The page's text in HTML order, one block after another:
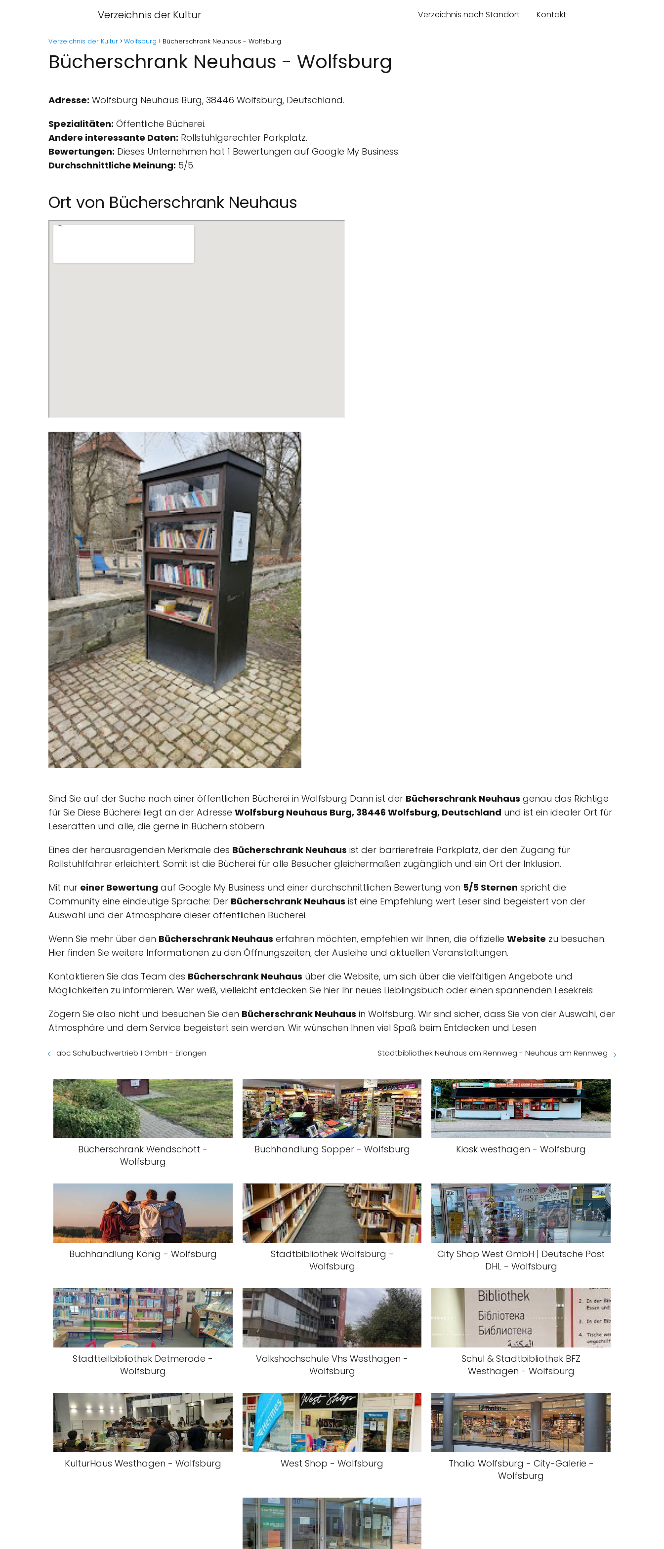
Verzeichnis der Kultur Verzeichnis nach Standort Kontakt
Verzeichnis der Kultur Wolfsburg Bücherschrank Neuhaus - Wolfsburg
Bücherschrank Neuhaus - Wolfsburg
Adresse: Wolfsburg Neuhaus Burg, 38446 Wolfsburg, Deutschland.
Spezialitäten: Öffentliche Bücherei.
Andere interessante Daten: Rollstuhlgerechter Parkplatz.
Bewertungen: Dieses Unternehmen hat 1 Bewertungen auf Google My Business.
Durchschnittliche Meinung: 5/5.
Ort von Bücherschrank Neuhaus
Sind Sie auf der Suche nach einer öffentlichen Bücherei in Wolfsburg Dann ist der Bücherschrank Neuhaus genau das Richtige
für Sie Diese Bücherei liegt an der Adresse Wolfsburg Neuhaus Burg, 38446 Wolfsburg, Deutschland und ist ein idealer Ort für
Leseratten und alle, die gerne in Büchern stöbern.
Eines der herausragenden Merkmale des Bücherschrank Neuhaus ist der barrierefreie Parkplatz, der den Zugang für
Rollstuhlfahrer erleichtert. Somit ist die Bücherei für alle Besucher gleichermaßen zugänglich und ein Ort der Inklusion.
Mit nur einer Bewertung auf Google My Business und einer durchschnittlichen Bewertung von 5/5 Sternen spricht die
Community eine eindeutige Sprache: Der Bücherschrank Neuhaus ist eine Empfehlung wert Leser sind begeistert von der
Auswahl und der Atmosphäre dieser öffentlichen Bücherei.
Wenn Sie mehr über den Bücherschrank Neuhaus erfahren möchten, empfehlen wir Ihnen, die offizielle Website zu besuchen.
Hier finden Sie weitere Informationen zu den Öffnungszeiten, der Ausleihe und aktuellen Veranstaltungen.
Kontaktieren Sie das Team des Bücherschrank Neuhaus über die Website, um sich über die vielfältigen Angebote und
Möglichkeiten zu informieren. Wer weiß, vielleicht entdecken Sie hier Ihr neues Lieblingsbuch oder einen spannenden Lesekreis
Zögern Sie also nicht und besuchen Sie den Bücherschrank Neuhaus in Wolfsburg. Wir sind sicher, dass Sie von der Auswahl, der
Atmosphäre und dem Service begeistert sein werden. Wir wünschen Ihnen viel Spaß beim Entdecken und Lesen
abc Schulbuchvertrieb 1 GmbH - Erlangen Stadtbibliothek Neuhaus am Rennweg - Neuhaus am Rennweg
Bücherschrank Wendschott -
Wolfsburg
Buchhandlung Sopper - Wolfsburg Kiosk westhagen - Wolfsburg
Buchhandlung König - Wolfsburg
Stadtbibliothek Wolfsburg -
Wolfsburg
City Shop West GmbH | Deutsche Post
DHL - Wolfsburg
Stadtteilbibliothek Detmerode -
Wolfsburg
Volkshochschule Vhs Westhagen -
Wolfsburg
Schul & Stadtbibliothek BFZ
Westhagen - Wolfsburg
KulturHaus Westhagen - Wolfsburg West Shop - Wolfsburg
Thalia Wolfsburg - City-Galerie -
Wolfsburg